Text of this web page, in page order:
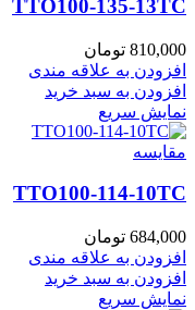
TTO100-135-13TC
810,000 تومان
افزودن به علاقه مندی
افزودن به سبد خرید
نمایش سریع
مقايسه
TTO100-114-10TC
684,000 تومان
افزودن به علاقه مندی
افزودن به سبد خرید
نمایش سریع